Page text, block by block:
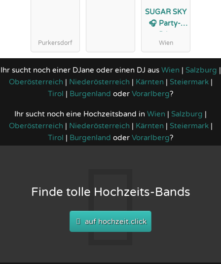
Purkersdorf
SUGAR SKY
🎧 Party-,
Lounge- &
Jazzband
Wien
Ihr sucht noch einer DJane oder einen DJ aus Wien | Salzburg |
Oberösterreich | Niederösterreich | Kärnten | Steiermark|
Tirol | Burgenland oder Vorarlberg?
Ihr sucht noch eine Hochzeitsband in Wien | Salzburg |
Oberösterreich | Niederösterreich | Kärnten | Steiermark|
Tirol | Burgenland oder Vorarlberg?
Finde tolle Hochzeits-Bands
auf hochzeit.click